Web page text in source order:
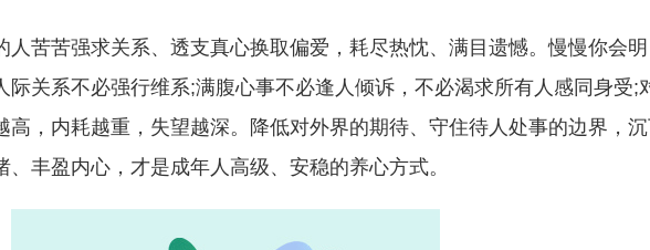
人苦苦强求关系、透支真心换取偏爱，耗尽热忱、满目遗憾。慢慢你会明
际关系不必强行维系;满腹心事不必逢人倾诉，不必渴求所有人感同身受;
高，内耗越重，失望越深。降低对外界的期待、守住待人处事的边界，
丰盈内心，才是成年人高级、安稳的养心方式。